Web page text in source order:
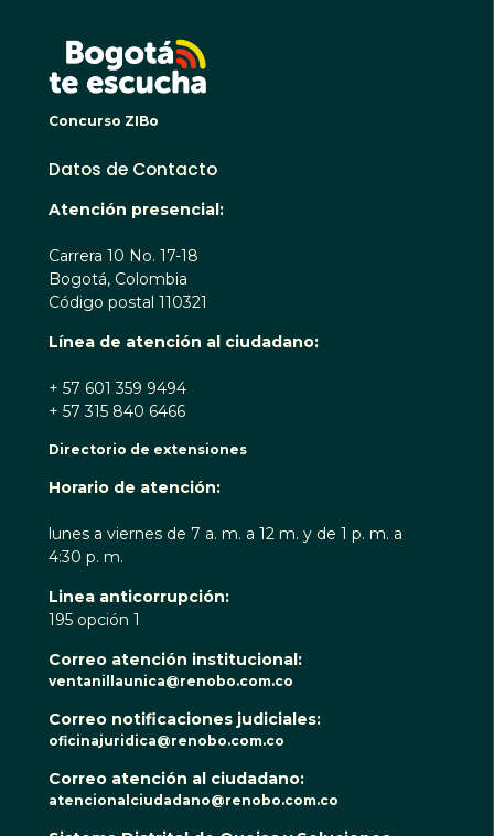
Concurso ZIBo
Datos de Contacto
Atención presencial:
Carrera 10 No. 17-18
Bogotá, Colombia
Código postal 110321
Línea de atención al ciudadano:
+ 57 601 359 9494
+ 57 315 840 6466
Directorio de extensiones
Horario de atención:
lunes a viernes de 7 a. m. a 12 m. y de 1 p. m. a
4:30 p. m.
Linea anticorrupción:
195 opción 1
Correo atención institucional:
ventanillaunica@renobo.com.co
Correo notificaciones judiciales:
oficinajuridica@renobo.com.co
Correo atención al ciudadano:
atencionalciudadano@renobo.com.co